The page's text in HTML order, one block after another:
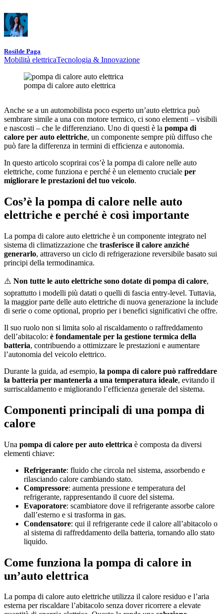
Rosilde Paga
Mobilità elettricaTecnologia & Innovazione
pompa di calore auto elettrica
Anche se a un automobilista poco esperto un’auto elettrica può
sembrare simile a una con motore termico, ci sono elementi – visibili
e nascosti – che le differenziano. Uno di questi è la pompa di
calore per auto elettriche, un componente sempre più diffuso che
può fare la differenza in termini di efficienza e autonomia.
In questo articolo scoprirai cos’è la pompa di calore nelle auto
elettriche, come funziona e perché è un elemento cruciale per
migliorare le prestazioni del tuo veicolo.
Cos’è la pompa di calore nelle auto
elettriche e perché è così importante
La pompa di calore auto elettriche è un componente integrato nel
sistema di climatizzazione che trasferisce il calore anziché
generarlo, attraverso un ciclo di refrigerazione reversibile basato sui
principi della termodinamica.
⚠️ Non tutte le auto elettriche sono dotate di pompa di calore,
soprattutto i modelli più datati o quelli di fascia entry-level. Tuttavia,
la maggior parte delle auto elettriche di nuova generazione la include
di serie o come optional, proprio per i benefici significativi che offre.
Il suo ruolo non si limita solo al riscaldamento o raffreddamento
dell’abitacolo: è fondamentale per la gestione termica della
batteria, contribuendo a ottimizzare le prestazioni e aumentare
l’autonomia del veicolo elettrico.
Durante la guida, ad esempio, la pompa di calore può raffreddare
la batteria per mantenerla a una temperatura ideale, evitando il
surriscaldamento e migliorando l’efficienza generale del sistema.
Componenti principali di una pompa di
calore
Una pompa di calore per auto elettrica è composta da diversi
elementi chiave:
Refrigerante: fluido che circola nel sistema, assorbendo e
rilasciando calore cambiando stato.
Compressore: aumenta pressione e temperatura del
refrigerante, rappresentando il cuore del sistema.
Evaporatore: scambiatore dove il refrigerante assorbe calore
dall’esterno e si trasforma in gas.
Condensatore: qui il refrigerante cede il calore all’abitacolo o
al sistema di raffreddamento della batteria, tornando allo stato
liquido.
Come funziona la pompa di calore in
un’auto elettrica
La pompa di calore auto elettriche utilizza il calore residuo e l’aria
esterna per riscaldare l’abitacolo senza dover ricorrere a elevate